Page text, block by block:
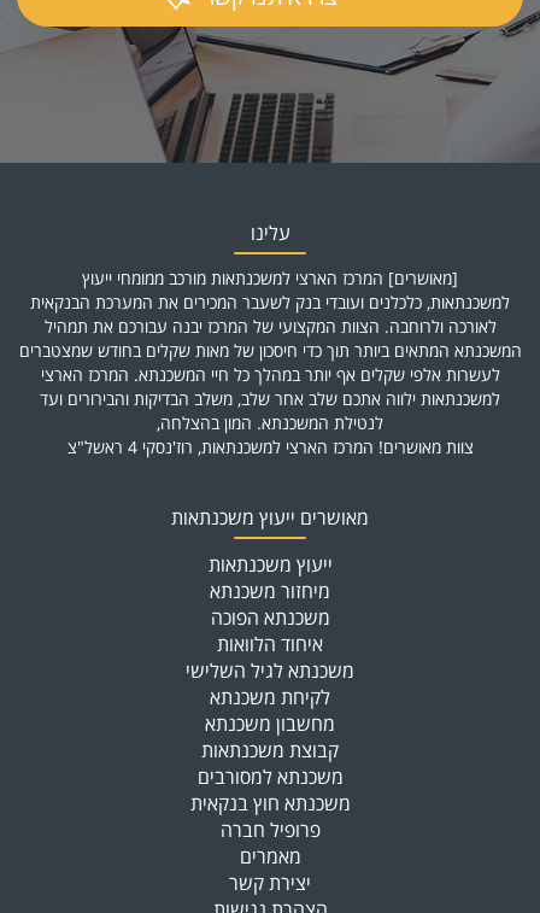
עלינו
[מאושרים] המרכז הארצי למשכנתאות מורכב ממומחי ייעוץ
למשכנתאות, כלכלנים ועובדי בנק לשעבר המכירים את המערכת הבנקאית
לאורכה ולרוחבה. הצוות המקצועי של המרכז יבנה עבורכם את תמהיל
המשכנתא המתאים ביותר תוך כדי חיסכון של מאות שקלים בחודש שמצטברים
לעשרות אלפי שקלים אף יותר במהלך כל חיי המשכנתא. המרכז הארצי
למשכנתאות ילווה אתכם שלב אחר שלב, משלב הבדיקות והבירורים ועד
לנטילת המשכנתא. המון בהצלחה,
צוות מאושרים! המרכז הארצי למשכנתאות, רוז'נסקי 4 ראשל"צ
מאושרים ייעוץ משכנתאות
ייעוץ משכנתאות
מיחזור משכנתא
משכנתא הפוכה
איחוד הלוואות
משכנתא לגיל השלישי
לקיחת משכנתא
מחשבון משכנתא
קבוצת משכנתאות
משכנתא למסורבים
משכנתא חוץ בנקאית
פרופיל חברה
מאמרים
יצירת קשר